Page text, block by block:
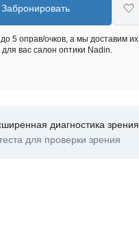
Забронировать
5 оправ/очков, а мы доставим их
вас салон оптики Nadin.
диагностика зрения
для проверки зрения